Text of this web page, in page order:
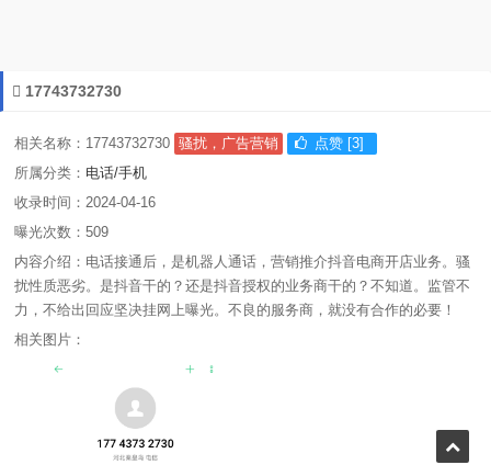
17743732730
相关名称：17743732730 骚扰，广告营销
点赞 [3]
所属分类： 电话/手机
收录时间：2024-04-16
曝光次数：509
内容介绍：电话接通后，是机器人通话，营销推介抖音电商开店业务。骚
扰性质恶劣。是抖音干的？还是抖音授权的业务商干的？不知道。监管不
力，不给出回应坚决挂网上曝光。不良的服务商，就没有合作的必要！
相关图片：